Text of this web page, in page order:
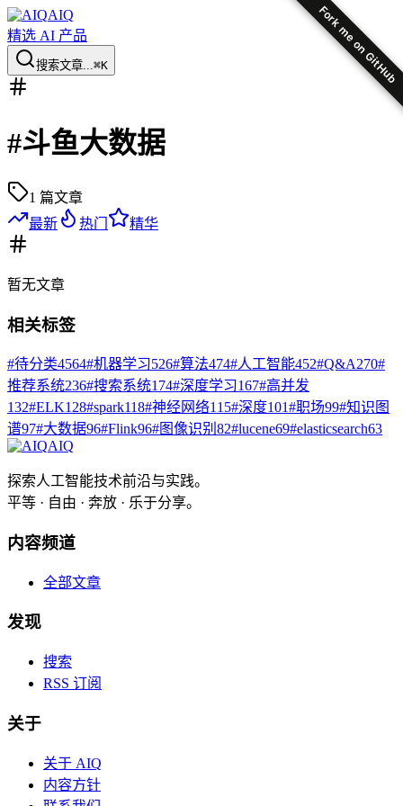
Fork me on GitHub
AIQ
精选 AI 产品
搜索文章...⌘K
#斗鱼大数据
1 篇文章
最新
热门 精华
暂无文章
相关标签
#待分类4564#机器学习526#算法474#人工智能452#Q&A270#
推荐系统236#搜索系统174#深度学习167#高并发
132#ELK128#spark118#神经网络115#深度101#职场99#知识图
谱97#大数据96#Flink96#图像识别 82#lucene69#elasticsearch63
AIQ
探索人工智能技术前沿与实践。
平等 · 自由 · 奔放 · 乐于分享。
内容频道
全部文章
发现
搜索
RSS 订阅
关于
关于 AIQ
内容方针